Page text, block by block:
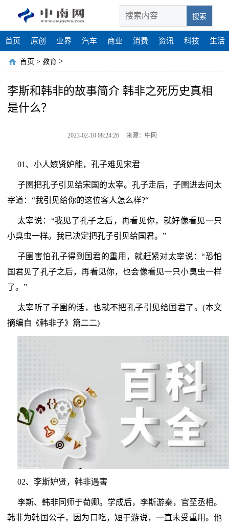
搜索
首页 原创 业界 汽车 商业 消费 资讯 科技 生活
首页 > 教育 >
李斯和韩非的故事简介 韩非之死历史真相
是什么？
2023-02-10 08:24:26 来源：中网
01、小人嫉贤妒能，孔子难见宋君
子圉把孔子引见给宋国的太宰。孔子走后，子圉进去问太
宰道：“我引见给你的这位客人怎么样?“
太宰说：“我见了孔子之后，再看见你，就好像看见一只
小臭虫一样。我已决定把孔子引见给国君。”
子圉害怕孔子得到国君的重用，就赶紧对太宰说：“恐怕
国君见了孔子之后，再看见你，也会像看见一只小臭虫一样
了。”
太宰听了子圉的话，也就不把孔子引见给国君了。(本文
摘编自《韩非子》篇二二)
02、李斯妒贤，韩非遇害
李斯、韩非同师于荀卿。学成后，李斯游秦，官至丞相。
韩非为韩国公子，因为口吃，短于游说，一直未受重用。他